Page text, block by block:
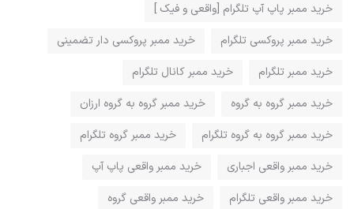
خرید ممبر پاپ آپ تلگرام [واقعی و فیک ]
خرید ممبر پروکسی تلگرام
خرید ممبر پروکسی دار تضمینی
خرید ممبر تلگرام
خرید ممبر کانال تلگرام
خرید ممبر گروه به گروه
خرید ممبر گروه به گروه ارزان
خرید ممبر گروه به گروه تلگرام
خرید ممبر گروه تلگرام
خرید ممبر واقعی اجباری
خرید ممبر واقعی پاپ آپ
خرید ممبر واقعی تلگرام
خرید ممبر واقعی گروه